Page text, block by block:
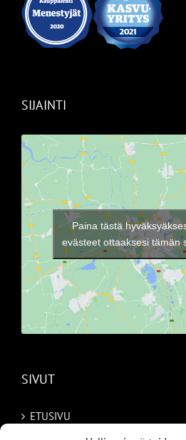
SIJAINTI
Paina tästä
evästeet ottaaksesi tämän
SIVUT
ETUSIVU